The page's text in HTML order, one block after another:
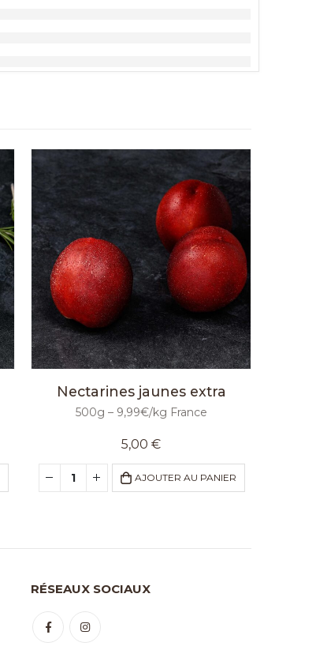
Nectarines jaunes extra
500g – 9,99€/kg France
5,00 €
AJOUTER AU PANIER
RÉSEAUX SOCIAUX